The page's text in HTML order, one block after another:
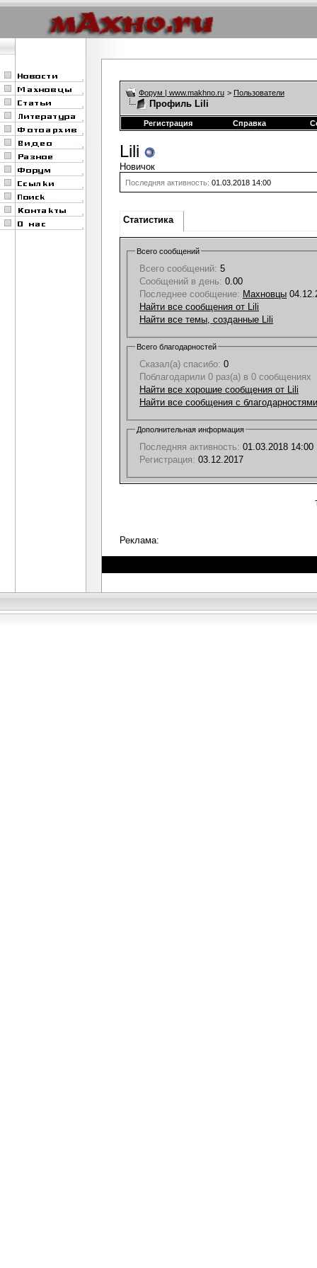
Форум | www.makhno.ru > Пользователи
Профиль Lili
Регистрация Справка
Lili
Новичок
Последняя активность: 01.03.2018 14:00
Статистика
Всего сообщений
Всего сообщений: 5
Сообщений в день: 0.00
Последнее сообщение: Махновцы
Найти все сообщения от Lili
Найти все темы, созданные Lili
Всего благодарностей
Сказал(а) спасибо: 0
Поблагодарили 0 раз(а) в 0 сообщениях
Найти все хорошие сообщения от Lili
Найти все сообщения с
Дополнительная информация
Последняя активность: 01.03.2018 14:00
Регистрация: 03.12.2017
Реклама: